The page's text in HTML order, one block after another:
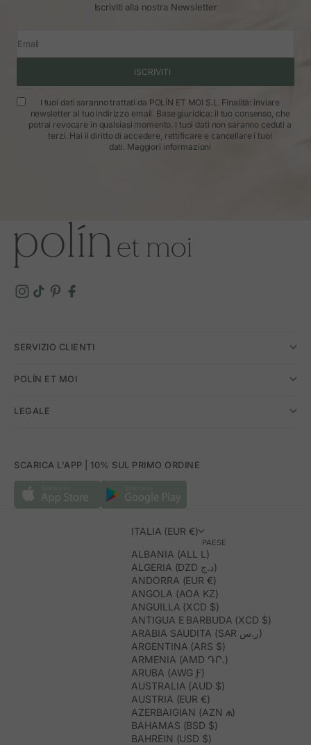
Iscriviti alla nostra Newsletter
Email
ISCRIVITI
I tuoi dati saranno trattati da POLÍN ET MOI S.L. Finalità: inviare
newsletter al tuo indirizzo email. Base giuridica: il tuo consenso, che
potrai revocare in qualsiasi momento. I tuoi dati non saranno ceduti a
terzi. Hai il diritto di accedere, rettificare e cancellare i tuoi
dati. Maggiori informazioni
SERVIZIO CLIENTI
POLÍN ET MOI
LEGALE
SCARICA L'APP | 10% SUL PRIMO ORDINE
ITALIA (EUR €)
PAESE
ALBANIA (ALL L)
ALGERIA (DZD د.ج)
ANDORRA (EUR €)
ANGOLA (AOA KZ)
ANGUILLA (XCD $)
ANTIGUA E BARBUDA (XCD $)
ARABIA SAUDITA (SAR ر.س)
ARGENTINA (ARS $)
ARMENIA (AMD ԴՐ.)
ARUBA (AWG Ƒ)
AUSTRALIA (AUD $)
AUSTRIA (EUR €)
AZERBAIGIAN (AZN ₼)
BAHAMAS (BSD $)
BAHREIN (USD $)